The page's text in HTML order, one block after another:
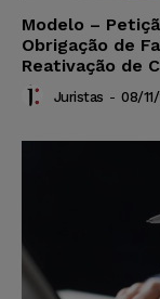
Modelo –
Obrigação de
Reativação de
Juristas - 08/